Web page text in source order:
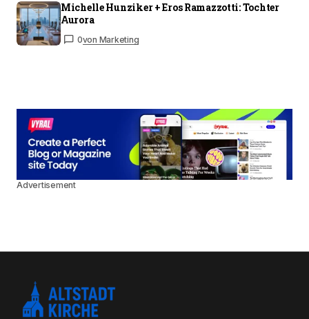
Michelle Hunziker + Eros Ramazzotti: Tochter
Aurora
0von Marketing
Advertisement